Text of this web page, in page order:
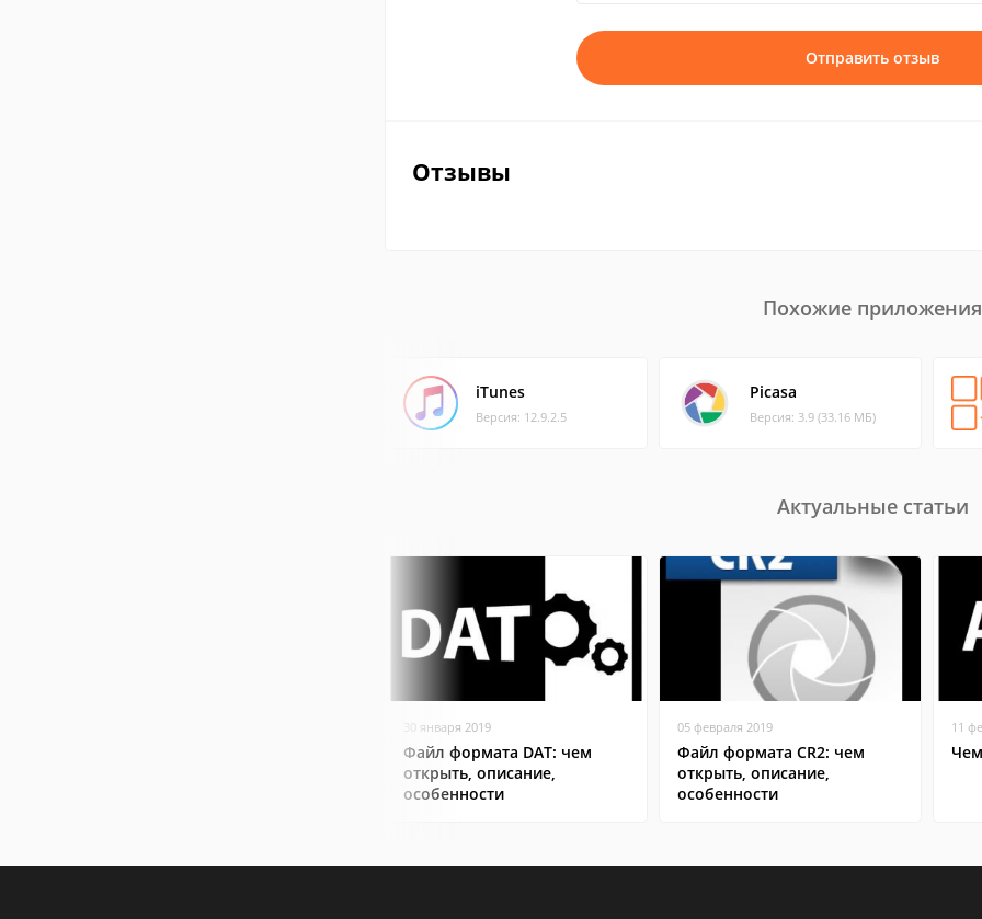
Отправить отзыв
Отзывы
Похожие приложения
iTunes
Версия: 12.9.2.5
Picasa
Версия: 3.9 (33.16 МБ)
Актуальные статьи
30 января 2019
Файл формата DAT: чем
открыть, описание,
особенности
05 февраля 2019
Файл формата CR2: чем
открыть, описание,
особенности
11